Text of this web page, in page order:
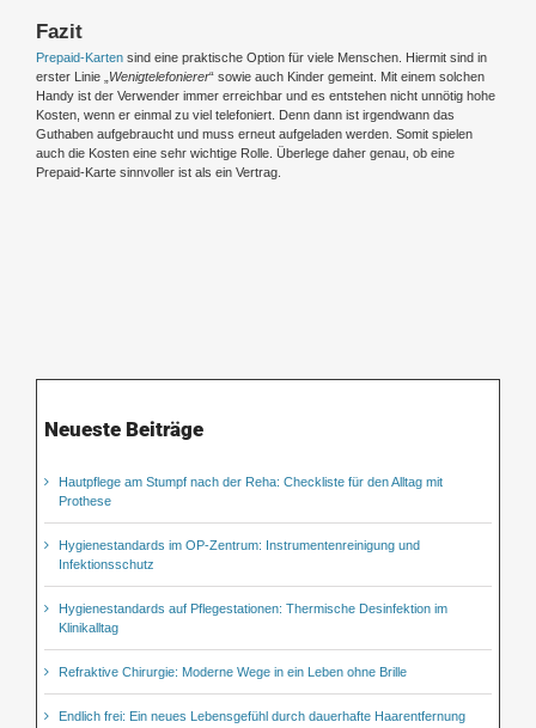
Fazit
Prepaid-Karten sind eine praktische Option für viele Menschen. Hiermit sind in
erster Linie „ Wenigtelefonierer“ sowie auch Kinder gemeint. Mit einem solchen
Handy ist der Verwender immer erreichbar und es entstehen nicht unnötig hohe
Kosten, wenn er einmal zu viel telefoniert. Denn dann ist irgendwann das
Guthaben aufgebraucht und muss erneut aufgeladen werden. Somit spielen
auch die Kosten eine sehr wichtige Rolle. Überlege daher genau, ob eine
Prepaid-Karte sinnvoller ist als ein Vertrag.
Neueste Beiträge
Hautpflege am Stumpf nach der Reha: Checkliste für den Alltag mit
Prothese
Hygienestandards im OP-Zentrum: Instrumentenreinigung und
Infektionsschutz
Hygienestandards auf Pflegestationen: Thermische Desinfektion im
Klinikalltag
Refraktive Chirurgie: Moderne Wege in ein Leben ohne Brille
Endlich frei: Ein neues Lebensgefühl durch dauerhafte Haarentfernung